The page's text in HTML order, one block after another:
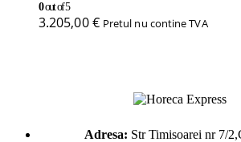
0out of 5
3.205,00€ Pretul nu contine TVA
Adresa: Str Timisoarei nr 7/